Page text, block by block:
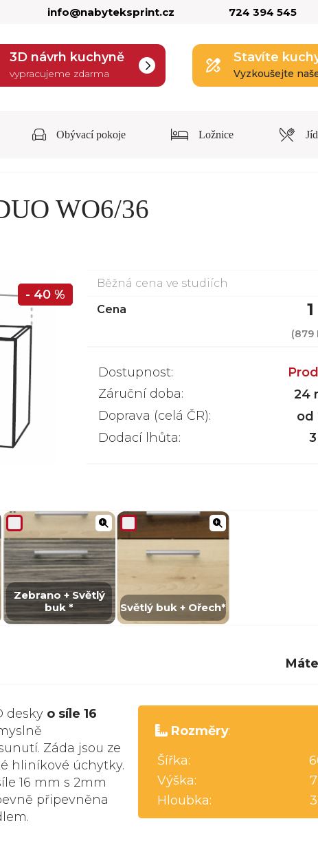
info@nabyteksprint.cz 724 394 545
3D návrh kuchyně
vypracujeme zdarma
Stavíte
Vyzkoušejte
Obývací pokoje Ložnice
WO6/36
- 40 %
Běžná cena ve studiích
Cena
(879
Dostupnost:
Záruční doba:
24
Doprava (celá ČR):
od
Dodací lhůta:
Zebrano + Světlý
buk *
Světlý buk + Ořech*
Rozměry:
Šířka:
Výška:
Hloubka:
desky o síle 16
Záda jsou ze
hliníkové úchytky.
16 mm s 2mm
připevněna